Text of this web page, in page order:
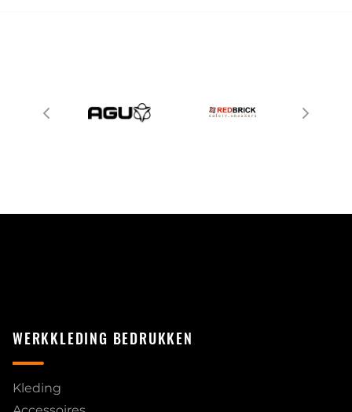
WERKKLEDING BEDRUKKEN
Kleding